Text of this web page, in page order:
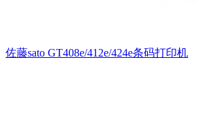
佐藤sato GT408e/412e/424e条码打印机